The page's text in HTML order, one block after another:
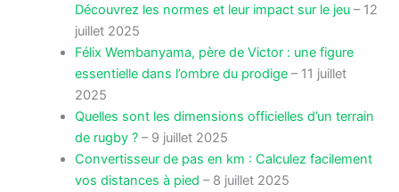
Découvrez les normes et leur impact sur le jeu– 12
juillet 2025
Félix Wembanyama, père de Victor : une figure
essentielle dans l’ombre du prodige– 11 juillet
2025
Quelles sont les dimensions officielles d’un terrain
de rugby ?– 9 juillet 2025
Convertisseur de pas en km : Calculez facilement
vos distances à pied – 8 juillet 2025